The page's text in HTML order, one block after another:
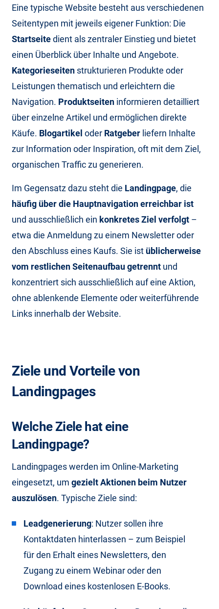
Eine typische Website besteht aus verschiedenen
Seitentypen mit jeweils eigener Funktion: Die
Startseitedient als zentraler Einstieg und bietet
einen Überblick über Inhalte und Angebote.
Kategorieseiten strukturieren Produkte oder
Leistungen thematisch und erleichtern die
Navigation. Produktseiten informieren detailliert
über einzelne Artikel und ermöglichen direkte
Käufe. Blogartikel oder Ratgeber liefern Inhalte
zur Information oder Inspiration, oft mit dem Ziel,
organischen Traffic zu generieren.
Im Gegensatz dazu steht die Landingpage, die
häufig über die Hauptnavigation erreichbar ist
und ausschließlich ein konkretes Ziel verfolgt –
etwa die Anmeldung zu einem Newsletter oder
den Abschluss eines Kaufs. Sie ist üblicherweise
vom restlichen Seitenaufbaugetrennt und
konzentriert sich ausschließlich auf eine Aktion,
ohne ablenkende Elemente oder weiterführende
Links innerhalb der Website.
Ziele und Vorteile von
Landingpages
Welche Ziele hat eine
Landingpage?
Landingpages werden im Online-Marketing
eingesetzt, um gezielt Aktionen beim Nutzer
auszulösen. Typische Ziele sind:
Leadgenerierung: Nutzer sollen ihre
Kontaktdaten hinterlassen – zum Beispiel
für den Erhalt eines Newsletters, den
Zugang zu einem Webinar oder den
Download eines kostenlosen E-Books.